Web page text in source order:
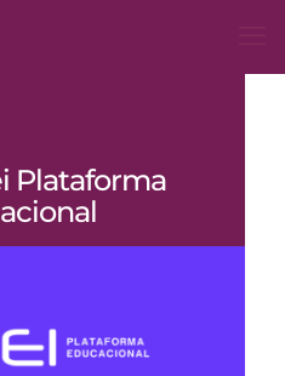
Plataforma